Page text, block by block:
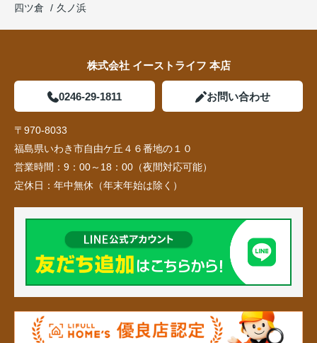
四ツ倉
久ノ浜
株式会社 イーストライフ 本店
0246-29-1811 お問い合わせ
〒970-8033
福島県いわき市自由ケ丘４６番地の１０
営業時間： 9：00～18：00（夜間対応可能）
定休日： 年中無休（年末年始は除く）